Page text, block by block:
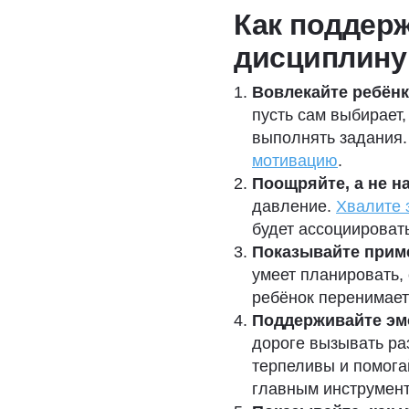
Как
Вовлекайте
пусть сам
выполнять
мотивацию.
Поощряйте, а не
давление. Хвалите
будет
Показывайте
умеет
ребёнок
Поддерживайте
дороге вызывать
терпеливы и
главным